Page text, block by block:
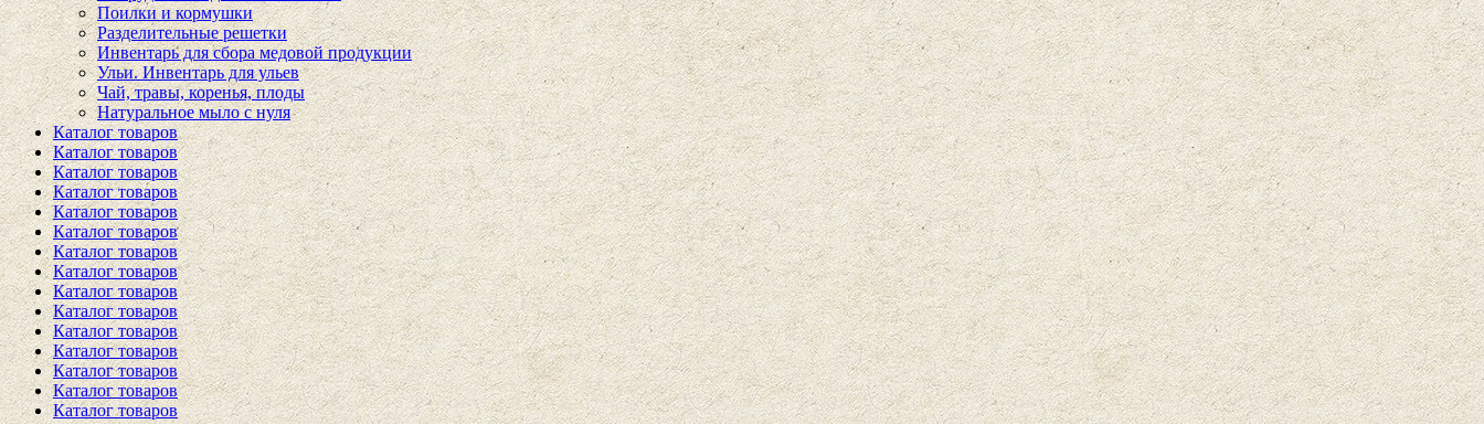
Поилки и кормушки
Разделительные решетки
Инвентарь для сбора медовой продукции
Ульи. Инвентарь для ульев
Чай, травы, коренья, плоды
Натуральное мыло с нуля
Каталог товаров
Каталог товаров
Каталог товаров
Каталог товаров
Каталог товаров
Каталог товаров
Каталог товаров
Каталог товаров
Каталог товаров
Каталог товаров
Каталог товаров
Каталог товаров
Каталог товаров
Каталог товаров
Каталог товаров